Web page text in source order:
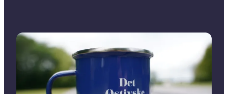
Vil tiltrække flere gæster: Lokale lystbådehavne er